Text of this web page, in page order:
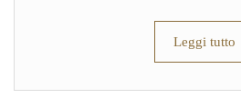
Leggi tutto